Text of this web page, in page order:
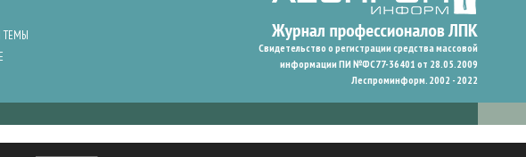
ТЕМЫ
Свидетельство о регистрации средства массовой
информации ПИ №ФС77-36401 от 28.05.2009
Леспроминформ. 2002 - 2022